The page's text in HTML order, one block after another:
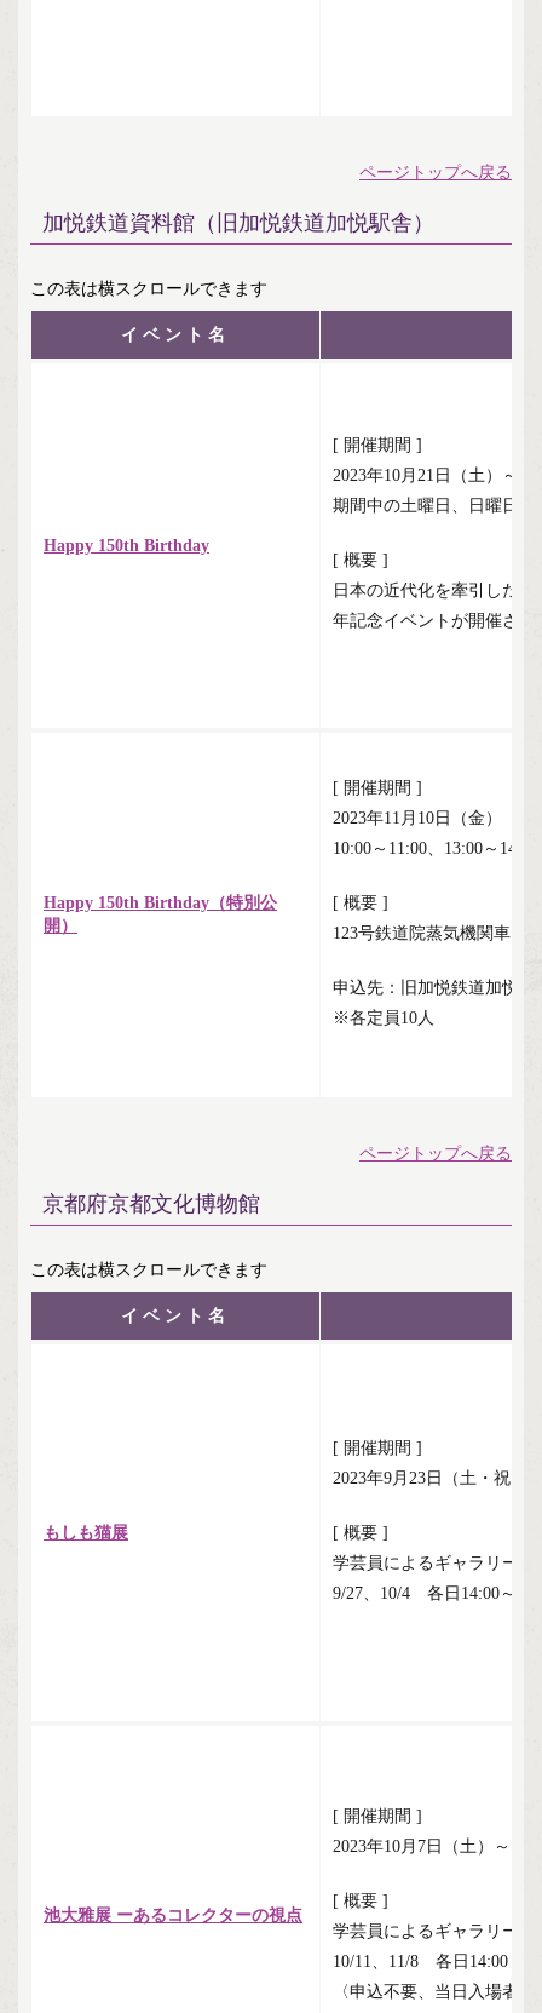
ページトップへ戻る
加悦鉄道資料館（旧加悦鉄道加悦駅舎）
イベント名
Happy 150th Birthday
[ 開催期間 ]
2023年10月21日（土）～
期間中の土曜日、日曜日、
[ 概要 ]
日本の近代化を牽引した
年記念イベントが開催され
Happy 150th Birthday（特別公
開）
[ 開催期間 ]
2023年11月10日（金）
10:00～11:00、13:00～
[ 概要 ]
123号鉄道院蒸気機関車（
申込先：旧加悦鉄道加悦駅
※各定員10人
ページトップへ戻る
京都府京都文化博物館
イベント名
もしも猫展
[ 開催期間 ]
2023年9月23日（土・祝）
[ 概要 ]
学芸員によるギャラリート
9/27、10/4 各日14:00～、
池大雅展 ーあるコレクターの視点
[ 開催期間 ]
2023年10月7日（土）～12
[ 概要 ]
学芸員によるギャラリート
10/11、11/8 各日14:00～
〈申込不要、当日入場者限